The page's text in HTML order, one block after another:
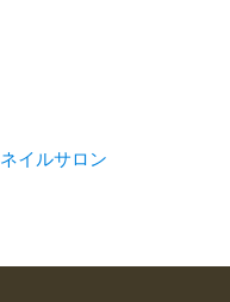
ネイルサロン